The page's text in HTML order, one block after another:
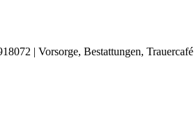
| Vorsorge, Bestattungen, Trauercafé